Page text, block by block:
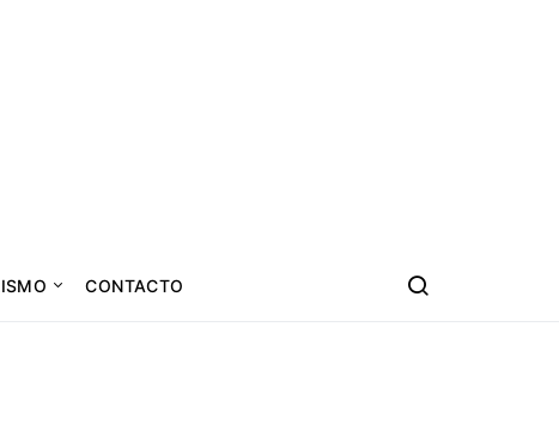
CONTACTO